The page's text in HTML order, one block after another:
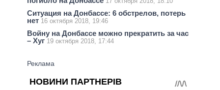
Ситуация на Донбассе: 6 обстрелов, потерь
нет 16 октября 2018, 19:46
Войну на Донбассе можно прекратить за час
– Хуг 19 октября 2018, 17:44